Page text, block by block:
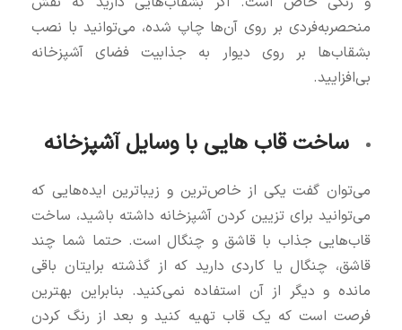
منحصربه‌فردی بر روی آن‌ها چاپ شده، می‌توانید با نصب
بشقاب‌ها بر روی دیوار به جذابیت فضای آشپزخانه
بی‌افزایید.
ساخت قاب‌ هایی با وسایل آشپزخانه
می‌توان گفت یکی از خاص‌ترین و زیباترین ایده‌هایی که
می‌توانید برای تزیین کردن آشپزخانه داشته باشید، ساخت
قاب‌هایی جذاب با قاشق و چنگال است. حتما شما چند
قاشق، چنگال یا کاردی دارید که از گذشته برایتان باقی
مانده و دیگر از آن استفاده نمی‌کنید. بنابراین بهترین
فرصت است که یک قاب تهیه کنید و بعد از رنگ کردن